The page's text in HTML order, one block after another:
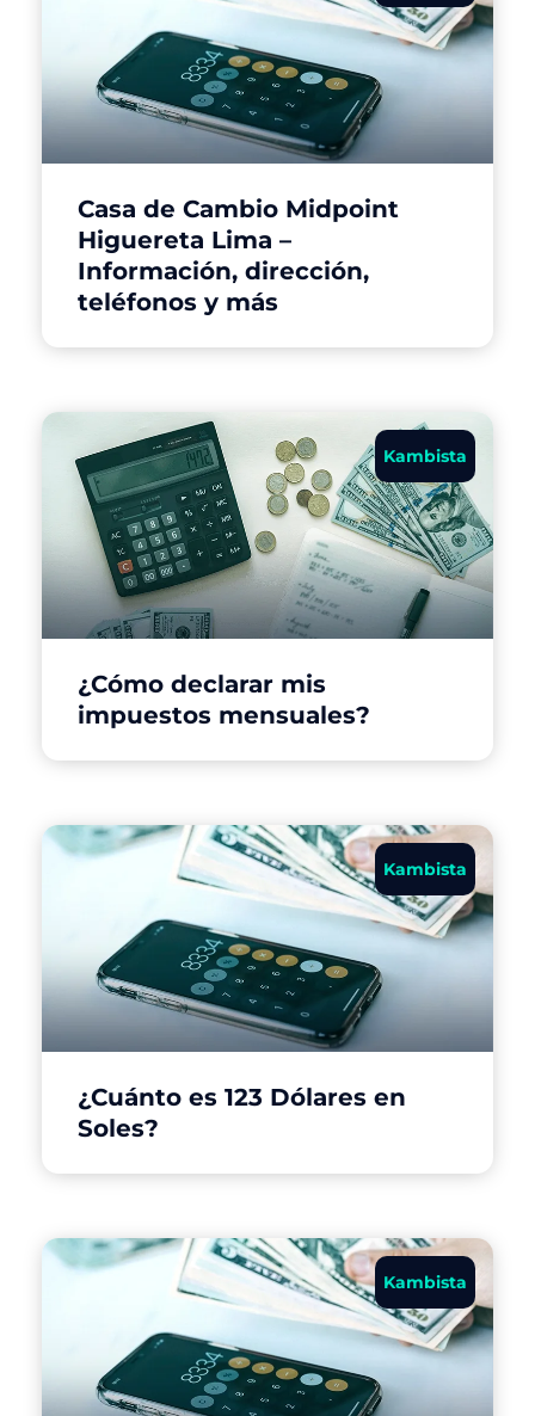
Casa de Cambio Midpoint
Higuereta Lima –
Información, dirección,
teléfonos y más
Kambista
¿Cómo declarar mis
impuestos mensuales?
Kambista
¿Cuánto es 123 Dólares en
Soles?
Kambista